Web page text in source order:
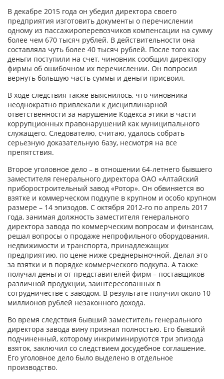
В декабре 2015 года он убедил директора своего
предприятия изготовить документы о перечислении
одному из пассажироперевозчиков компенсации на сумму
более чем 670 тысяч рублей. В действительности она
составляла чуть более 40 тысяч рублей. После того как
деньги поступили на счет, чиновник сообщил директору
фирмы об ошибочном их перечислении. Он попросил
вернуть большую часть суммы и деньги присвоил.
В ходе следствия также выяснилось, что чиновника
неоднократно привлекали к дисциплинарной
ответственности за нарушение Кодекса этики в части
коррупционных правонарушений как муниципального
служащего. Следователю, считаю, удалось собрать
серьезную доказательную базу, несмотря на все
препятствия.
Второе уголовное дело – в отношении 64-летнего бывшего
заместителя генерального директора ОАО «Алтайский
приборостроительный завод «Ротор». Он обвиняется во
взятке и коммерческом подкупе в крупном и особо крупном
размере – 14 эпизодов. С октября 2012-го по апрель 2017
года, занимая должность заместителя генерального
директора завода по коммерческим вопросам и финансам,
решал вопросы о продаже непрофильного оборудования,
недвижимости и транспорта, принадлежащих
предприятию, по цене ниже среднерыночной. Делал это
за взятки и в порядке коммерческого подкупа. А также
получал деньги от представителей фирм – поставщиков
различной продукции, заинтересованных в
сотрудничестве с заводом. В результате получил около 10
миллионов рублей незаконного дохода.
Во время следствия бывший заместитель генерального
директора завода вину признал полностью. Его бывший
подчиненный, которому инкриминируются три эпизода
взяток, заключил со следствием досудебное соглашение.
Его уголовное дело было выделено в отдельное
производство.